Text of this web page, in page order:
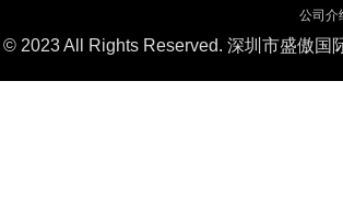
公司介
© 2023 All Rights Reserved. 深圳市盛傲国